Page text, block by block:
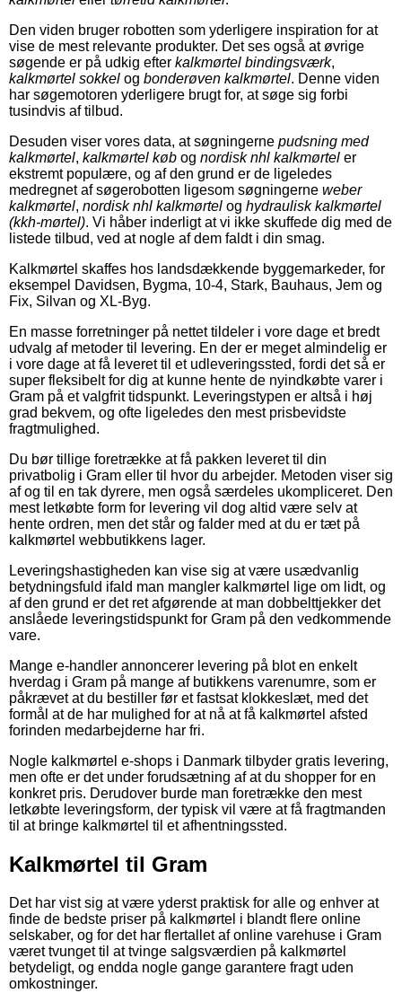
Den viden bruger robotten som yderligere inspiration for at
vise de mest relevante produkter. Det ses også at øvrige
søgende er på udkig efter kalkmørtel bindingsværk,
kalkmørtel sokkel og bonderøven kalkmørtel. Denne viden
har søgemotoren yderligere brugt for, at søge sig forbi
tusindvis af tilbud.
Desuden viser vores data, at søgningerne pudsning med
kalkmørtel, kalkmørtel køb og nordisk nhl kalkmørtel er
ekstremt populære, og af den grund er de ligeledes
medregnet af søgerobotten ligesom søgningerne weber
kalkmørtel, nordisk nhl kalkmørtel og hydraulisk kalkmørtel
(kkh-mørtel). Vi håber inderligt at vi ikke skuffede dig med de
listede tilbud, ved at nogle af dem faldt i din smag.
Kalkmørtel skaffes hos landsdækkende byggemarkeder, for
eksempel Davidsen, Bygma, 10-4, Stark, Bauhaus, Jem og
Fix, Silvan og XL-Byg.
En masse forretninger på nettet tildeler i vore dage et bredt
udvalg af metoder til levering. En der er meget almindelig er
i vore dage at få leveret til et udleveringssted, fordi det så er
super fleksibelt for dig at kunne hente de nyindkøbte varer i
Gram på et valgfrit tidspunkt. Leveringstypen er altså i høj
grad bekvem, og ofte ligeledes den mest prisbevidste
fragtmulighed.
Du bør tillige foretrække at få pakken leveret til din
privatbolig i Gram eller til hvor du arbejder. Metoden viser sig
af og til en tak dyrere, men også særdeles ukompliceret. Den
mest letkøbte form for levering vil dog altid være selv at
hente ordren, men det står og falder med at du er tæt på
kalkmørtel webbutikkens lager.
Leveringshastigheden kan vise sig at være usædvanlig
betydningsfuld ifald man mangler kalkmørtel lige om lidt, og
af den grund er det ret afgørende at man dobbelttjekker det
anslåede leveringstidspunkt for Gram på den vedkommende
vare.
Mange e-handler annoncerer levering på blot en enkelt
hverdag i Gram på mange af butikkens varenumre, som er
påkrævet at du bestiller før et fastsat klokkeslæt, med det
formål at de har mulighed for at nå at få kalkmørtel afsted
forinden medarbejderne har fri.
Nogle kalkmørtel e-shops i Danmark tilbyder gratis levering,
men ofte er det under forudsætning af at du shopper for en
konkret pris. Derudover burde man foretrække den mest
letkøbte leveringsform, der typisk vil være at få fragtmanden
til at bringe kalkmørtel til et afhentningssted.
Kalkmørtel til Gram
Det har vist sig at være yderst praktisk for alle og enhver at
finde de bedste priser på kalkmørtel i blandt flere online
selskaber, og for det har flertallet af online varehuse i Gram
været tvunget til at tvinge salgsværdien på kalkmørtel
betydeligt, og endda nogle gange garantere fragt uden
omkostninger.